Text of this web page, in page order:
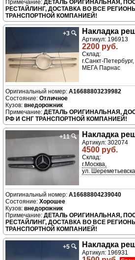
ДЕТАЛЬ ОРИГИНАЛЬНАЯ,
РЕСТАЙЛИНГ, ДОСТАВКА ВО ВСЕ
ТРАНСПОРТНОЙ КОМПАНИЕЙ!
+3 🔍 Накладка
Артикул: 196913
2200 руб.
Склад:
г.Санкт-Петербург,
МЕГА Парнас
A16688803239982
Отличное
внедорожник
ДЕТАЛЬ ОРИГИНАЛЬНАЯ,
РФ И СНГ ТРАНСПОРТНОЙ КОМПАНИЕЙ!
+11🔍 Накладка
Артикул: 302074
4500 руб.
Склад:
г.Москва,
ул.
A16688804239040
Хорошее
внедорожник
ДЕТАЛЬ ОРИГИНАЛЬНАЯ,
РЕСТАЙЛИНГ, ДОСТАВКА ВО ВСЕ
ТРАНСПОРТНОЙ КОМПАНИЕЙ!
+5 🔍 Накладка
Артикул: 196931